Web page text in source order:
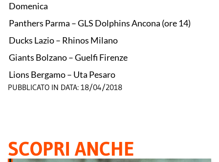
Domenica
Panthers Parma – GLS Dolphins Ancona (ore 14)
Ducks Lazio – Rhinos Milano
Giants Bolzano – Guelfi Firenze
Lions Bergamo – Uta Pesaro
PUBBLICATO IN DATA: 18/04/2018
SCOPRI ANCHE